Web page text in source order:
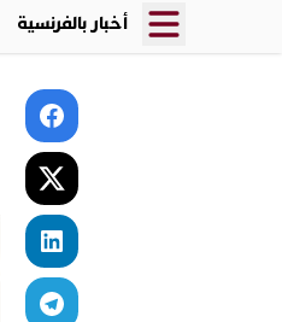
أخبار بالفرنسية